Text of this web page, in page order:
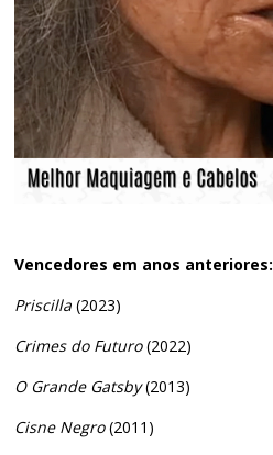
Vencedores em anos anteriores:
Priscilla (2023)
Crimes do Futuro(2022)
O Grande Gatsby(2013)
Cisne Negro(2011)